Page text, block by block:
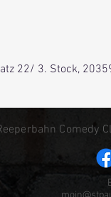
22/ 3. Stock,
Comedy